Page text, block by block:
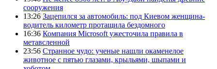
сооружения
13:26 Зацепился за автомобиль: под Киевом женщина-
водитель километр протащила бездомного
16:36 Компания Microsoft ужесточила правила в
метавсленной
23:56 Странное чудо: ученые нашли окаменелое
животное с пятью глазами, крыльями, шыпами и